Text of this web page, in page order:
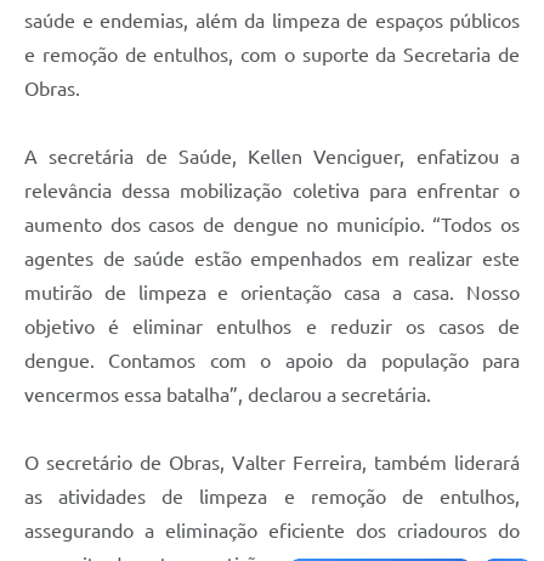
saúde e endemias, além da limpeza de espaços públicos
e remoção de entulhos, com o suporte da Secretaria de
Obras.
A secretária de Saúde, Kellen Venciguer, enfatizou a
relevância dessa mobilização coletiva para enfrentar o
aumento dos casos de dengue no município. “Todos os
agentes de saúde estão empenhados em realizar este
mutirão de limpeza e orientação casa a casa. Nosso
objetivo é eliminar entulhos e reduzir os casos de
dengue. Contamos com o apoio da população para
vencermos essa batalha”, declarou a secretária.
O secretário de Obras, Valter Ferreira, também liderará
as atividades de limpeza e remoção de entulhos,
assegurando a eliminação eficiente dos criadouros do